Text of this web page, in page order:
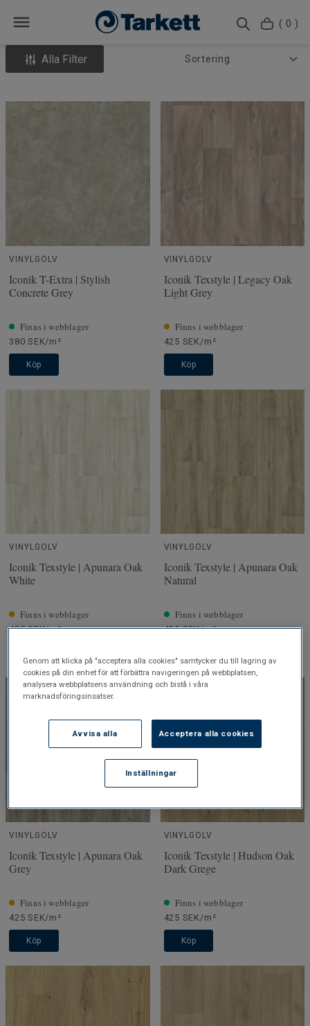
( 0 )
Alla Filter
VINYLGOLV
Iconik T-Extra | Stylish
Concrete Grey
Finns i webblager
380 SEK/m²
Köp
VINYLGOLV
Iconik Texstyle | Legacy Oak
Light Grey
Finns i webblager
425 SEK/m²
Köp
VINYLGOLV
Iconik Texstyle | Apunara Oak
White
Finns i webblager
425 SEK/m²
VINYLGOLV
Iconik Texstyle | Apunara Oak
Natural
Finns i webblager
425 SEK/m²
VINYLGOLV
Iconik Texstyle | Apunara Oak
Grey
Finns i webblager
425 SEK/m²
Köp
VINYLGOLV
Iconik Texstyle | Hudson Oak
Dark Grege
Finns i webblager
425 SEK/m²
Köp
Genom att klicka på "acceptera alla cookies" samtycker du till lagring av
cookies på din enhet för att förbättra navigeringen på webbplatsen,
analysera webbplatsens användning och bistå i våra
marknadsföringsinsatser.
Avvisa alla Acceptera alla cookies
Inställningar